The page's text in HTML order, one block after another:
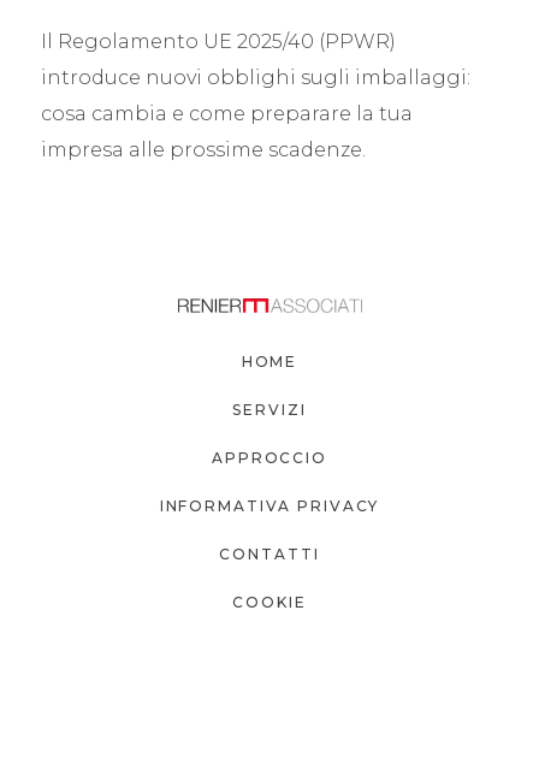
Il Regolamento UE 2025/40 (PPWR)
introduce nuovi obblighi sugli imballaggi:
cosa cambia e come preparare la tua
impresa alle prossime scadenze.
HOME
SERVIZI
APPROCCIO
INFORMATIVA PRIVACY
CONTATTI
COOKIE